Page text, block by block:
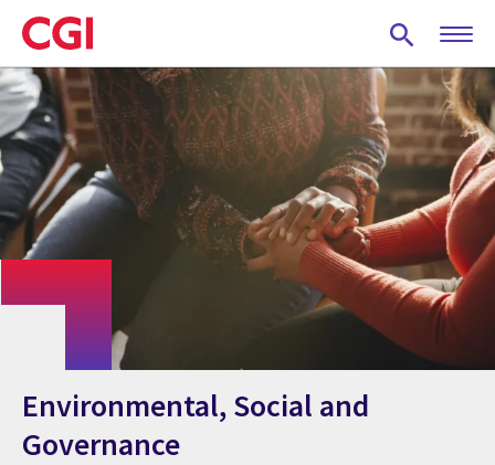
Skip
to
main
content
Environmental, Social and
Governance